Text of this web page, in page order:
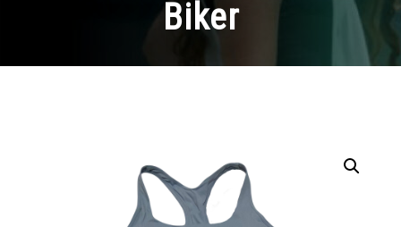
Biker